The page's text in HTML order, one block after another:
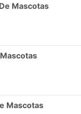
Mascotas
Mascotas